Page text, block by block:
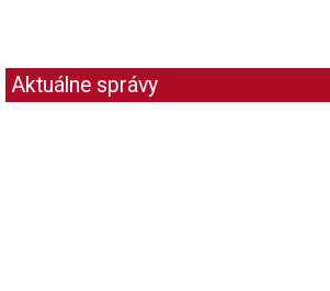
Aktuálne správy